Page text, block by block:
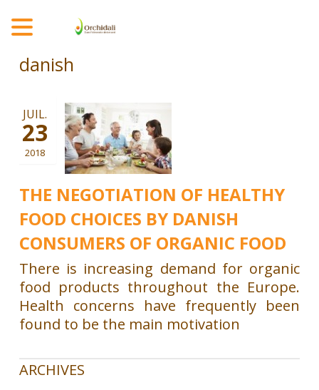
danish
THE NEGOTIATION OF HEALTHY
FOOD CHOICES BY DANISH
CONSUMERS OF ORGANIC FOOD
JUIL.
23
2018
There is increasing demand for organic
food products throughout the Europe.
Health concerns have frequently been
found to be the main motivation
ARCHIVES